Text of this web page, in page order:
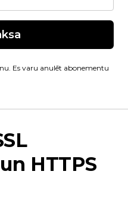
Es varu anulēt abonementu
HTTPS